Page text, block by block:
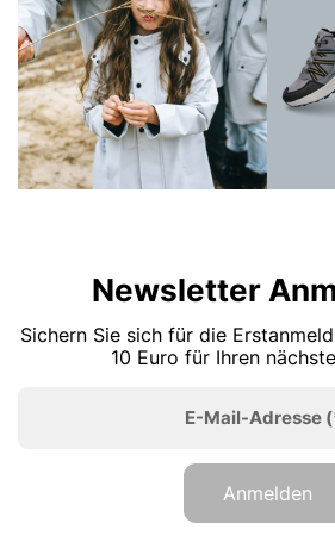
Newsletter
Sichern Sie sich für die
10 Euro für Ihren
E-Mail-Adresse
Anmelden